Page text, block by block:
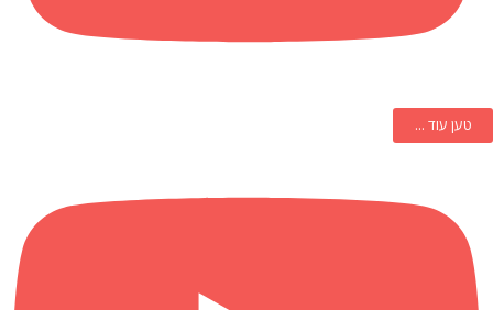
טען עוד ...